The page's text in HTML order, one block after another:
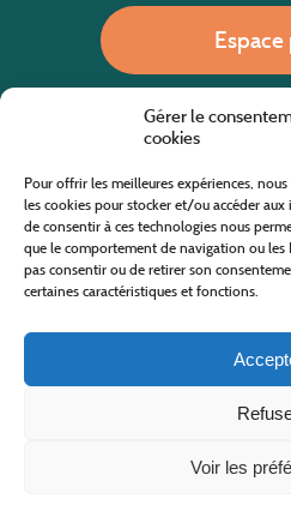
Gérer le
cookies
Pour offrir les meilleures expériences,
les cookies pour stocker et/ou accéder
de consentir à ces technologies nous
que le comportement de navigation ou les
pas consentir ou de retirer son
certaines caractéristiques et fonctions.
Voir les
Espace
Site internet cofinancé par le fonds
L'Europe investit dans
Office de Tourisme des Cévennes